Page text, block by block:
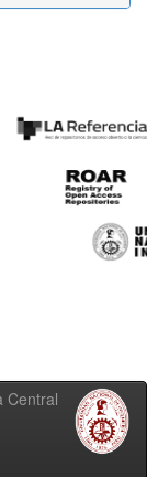
Central